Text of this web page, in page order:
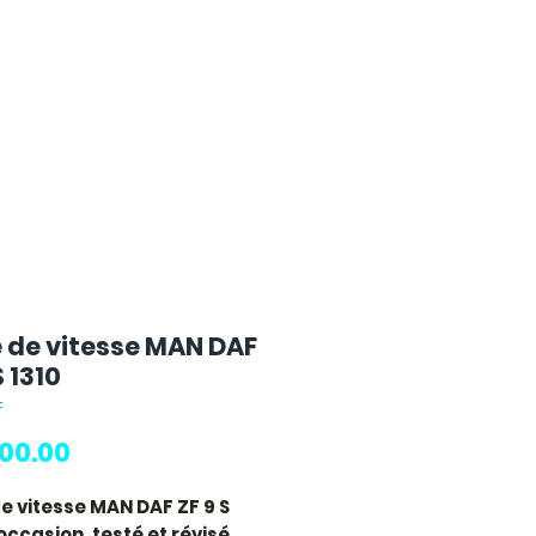
vitesse MAN DAF
1310
vitesse MAN DAF ZF 9 S